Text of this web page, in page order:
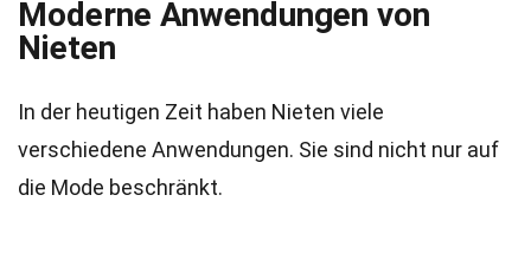
Moderne Anwendungen von
Nieten
In der heutigen Zeit haben Nieten viele
verschiedene Anwendungen. Sie sind nicht nur auf
die Mode beschränkt.